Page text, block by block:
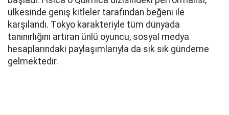
ülkesinde geniş kitleler tarafından beğeni ile
karşılandı. Tokyo karakteriyle tüm dünyada
tanınırlığını artıran ünlü oyuncu, sosyal medya
hesaplarındaki paylaşımlarıyla da sık sık gündeme
gelmektedir.